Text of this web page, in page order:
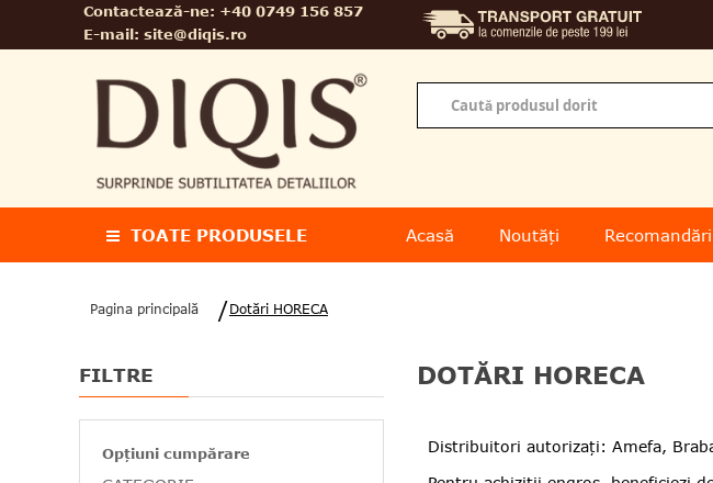
Contactează-ne: +40 0749 156 857
E-mail: site@diqis.ro
TOATE PRODUSELE Acasă Noutăți Recomandări
Pagina principală Dotări HORECA
DOTĂRI HORECA
Distribuitori autorizați: Amefa,
FILTRE
Opțiuni cumpărare